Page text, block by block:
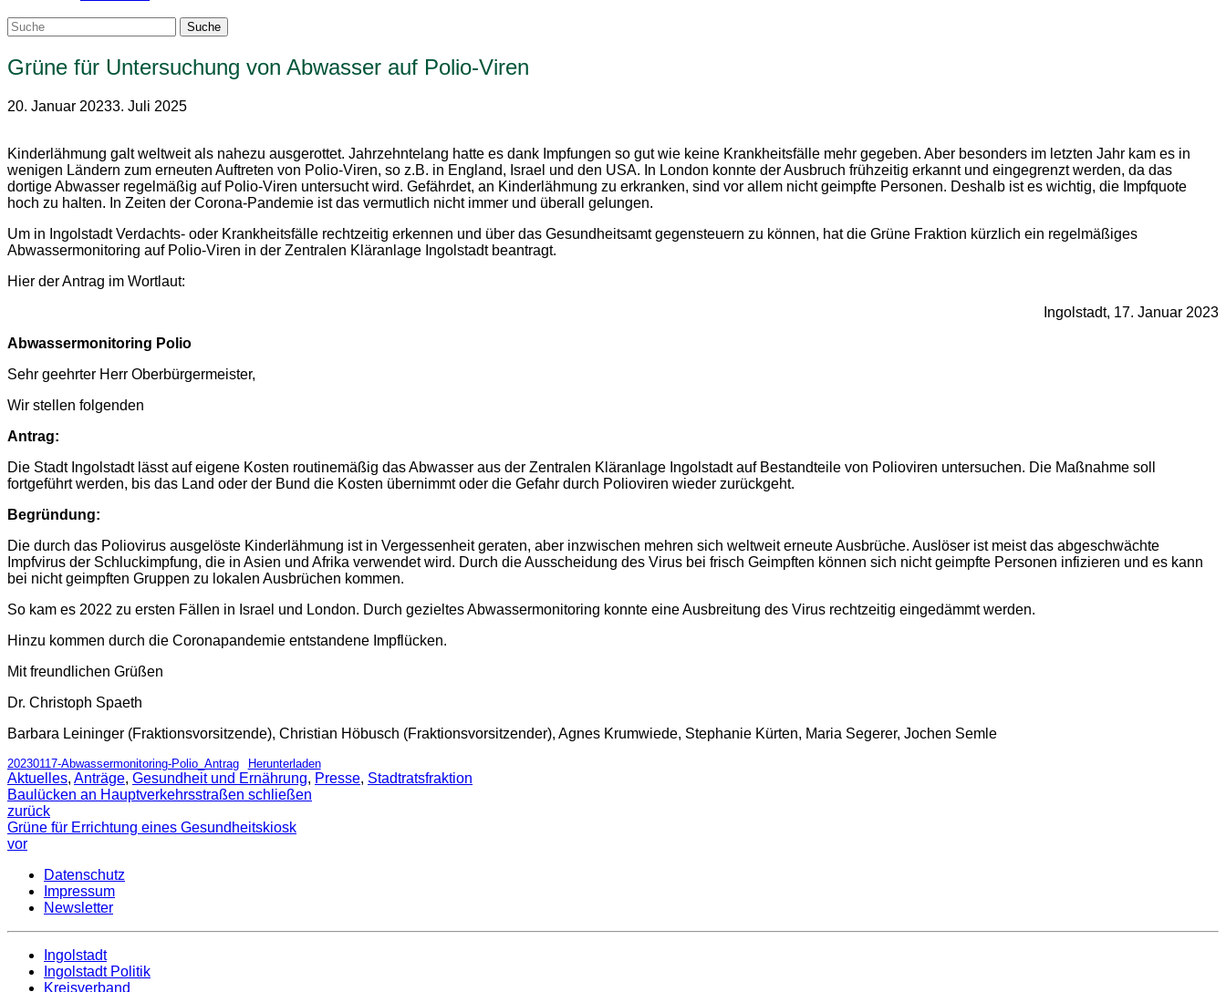
Grüne für Untersuchung von Abwasser auf Polio-Viren
20. Januar 20233. Juli 2025
Kinderlähmung galt weltweit als nahezu ausgerottet. Jahrzehntelang hatte es dank Impfungen so gut wie keine Krankheitsfälle mehr gegeben. Aber besonders im letzten Jahr kam es in
wenigen Ländern zum erneuten Auftreten von Polio-Viren, so z.B. in England, Israel und den USA. In London konnte der Ausbruch frühzeitig erkannt und eingegrenzt werden, da das
dortige Abwasser regelmäßig auf Polio-Viren untersucht wird. Gefährdet, an Kinderlähmung zu erkranken, sind vor allem nicht geimpfte Personen. Deshalb ist es wichtig, die Impfquote
hoch zu halten. In Zeiten der Corona-Pandemie ist das vermutlich nicht immer und überall gelungen.
Um in Ingolstadt Verdachts- oder Krankheitsfälle rechtzeitig erkennen und über das Gesundheitsamt gegensteuern zu können, hat die Grüne Fraktion kürzlich ein regelmäßiges
Abwassermonitoring auf Polio-Viren in der Zentralen Kläranlage Ingolstadt beantragt.
Hier der Antrag im Wortlaut:
Ingolstadt, 17. Januar 2023
Abwassermonitoring Polio
Sehr geehrter Herr Oberbürgermeister,
Wir stellen folgenden
Antrag:
Die Stadt Ingolstadt lässt auf eigene Kosten routinemäßig das Abwasser aus der Zentralen Kläranlage Ingolstadt auf Bestandteile von Polioviren untersuchen. Die Maßnahme soll
fortgeführt werden, bis das Land oder der Bund die Kosten übernimmt oder die Gefahr durch Polioviren wieder zurückgeht.
Begründung:
Die durch das Poliovirus ausgelöste Kinderlähmung ist in Vergessenheit geraten, aber inzwischen mehren sich weltweit erneute Ausbrüche. Auslöser ist meist das abgeschwächte
Impfvirus der Schluckimpfung, die in Asien und Afrika verwendet wird. Durch die Ausscheidung des Virus bei frisch Geimpften können sich nicht geimpfte Personen infizieren und es kann
bei nicht geimpften Gruppen zu lokalen Ausbrüchen kommen.
So kam es 2022 zu ersten Fällen in Israel und London. Durch gezieltes Abwassermonitoring konnte eine Ausbreitung des Virus rechtzeitig eingedämmt werden.
Hinzu kommen durch die Coronapandemie entstandene Impflücken.
Mit freundlichen Grüßen
Dr. Christoph Spaeth
Barbara Leininger (Fraktionsvorsitzende), Christian Höbusch (Fraktionsvorsitzender), Agnes Krumwiede, Stephanie Kürten, Maria Segerer, Jochen Semle
20230117-Abwassermonitoring-Polio_Antrag Herunterladen
Aktuelles, Anträge, Gesundheit und Ernährung, Presse, Stadtratsfraktion
Baulücken an Hauptverkehrsstraßen schließen
zurück
Grüne für Errichtung eines Gesundheitskiosk
vor
Datenschutz
Impressum
Newsletter
Ingolstadt
Ingolstadt Politik
Kreisverband